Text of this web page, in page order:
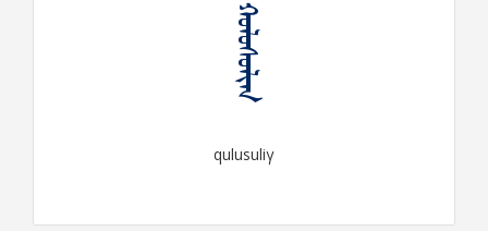
ᠬᠤᠯᠤᠰᠤᠯᠢᠭ
qulusuliγ